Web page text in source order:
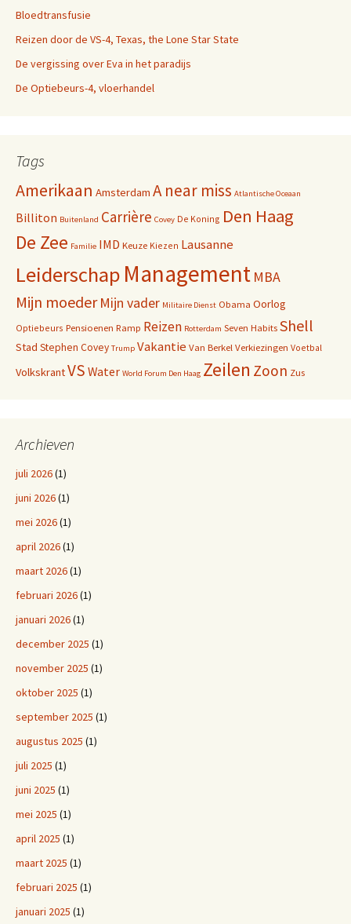
Bloedtransfusie
Reizen door de VS-4, Texas, the Lone Star State
De vergissing over Eva in het paradijs
De Optiebeurs-4, vloerhandel
Tags
Amerikaan Amsterdam A near miss Atlantische Oceaan
Billiton Buitenland Carrière Covey De Koning Den Haag
De Zee Familie IMD Keuze Kiezen Lausanne
Leiderschap Management MBA
Mijn moeder Mijn vader Militaire Dienst Obama Oorlog
Optiebeurs Pensioenen Ramp Reizen Rotterdam Seven HabitsShell
Stad Stephen Covey Trump Vakantie Van BerkelVerkiezingen Voetbal
VolkskrantVS Water World Forum Den Haag Zeilen Zoon Zus
Archieven
juli 2026(1)
juni 2026(1)
mei 2026(1)
april 2026(1)
maart 2026(1)
februari 2026(1)
januari 2026(1)
december 2025 (1)
november 2025 (1)
oktober 2025 (1)
september 2025 (1)
augustus 2025 (1)
juli 2025 (1)
juni 2025 (1)
mei 2025 (1)
april 2025 (1)
maart 2025 (1)
februari 2025 (1)
januari 2025 (1)